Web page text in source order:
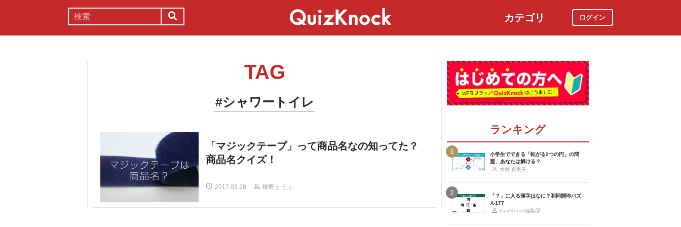
カテゴリ ログイン
TAG
#シャワートイレ
「マジックテープ」って商品名なの知ってた？
商品名クイズ！
2017.03.28 柳野とうふ
ランキング
1
小学生でできる「転がる2つの円」の問
題、あなたは解ける？
木村 真実子
2
「？」に入る漢字はなに？和同開珎パズ
ル177
QuizKnock編集部